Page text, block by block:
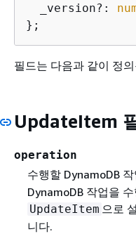
  _version?:
};
필드는 다음과 같이 정
UpdateItem
operation
수행할 DynamoDB
DynamoDB 작업을
UpdateItem 으로
니다.